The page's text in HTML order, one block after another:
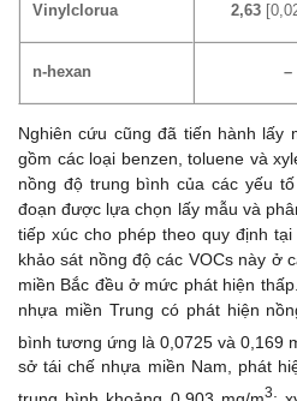
Vinylclorua 2,63
n-hexan –
Nghiên cứu cũng đã tiến hành
gồm các loại benzen, toluene và
nồng độ trung bình của các yếu
đoạn được lựa chọn lấy mẫu và
tiếp xúc cho phép theo quy định tại
khảo sát nồng độ các VOCs này ở
miền Bắc đều ở mức phát hiện
nhựa miền Trung có phát hiện
bình tương ứng là 0,0725 và 0,169
sở tái chế nhựa miền Nam, phát
3